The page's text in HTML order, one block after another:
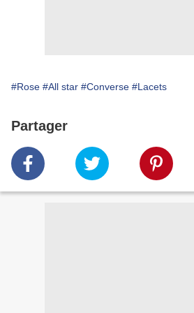
#Rose #All star #Converse #Lacets
Partager